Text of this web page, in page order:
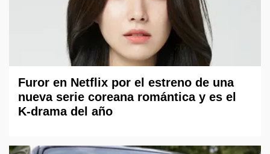
Furor en Netflix por el estreno de una
nueva serie coreana romántica y es el
K-drama del año